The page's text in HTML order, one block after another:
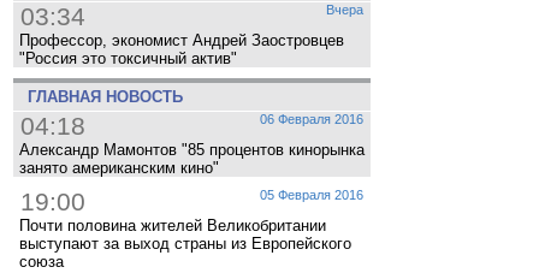
Вчера
03:34
Профессор, экономист Андрей Заостровцев
"Россия это токсичный актив"
ГЛАВНАЯ НОВОСТЬ
06 Февраля 2016
04:18
Александр Мамонтов "85 процентов кинорынка
занято американским кино"
05 Февраля 2016
19:00
Почти половина жителей Великобритании
выступают за выход страны из Европейского
союза